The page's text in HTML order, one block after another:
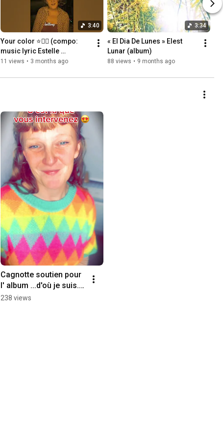
3:40
Your color ⭐️🧚‍♂️ (compo:
music lyric Estelle
Bourgeois)
11 views • 3 months ago
3:34
« El Dia De Lunes » Elest
Lunar (album)
88 views • 9 months ago
Cagnotte soutien pour
l' album ...d'où je suis...
#voice
238 views